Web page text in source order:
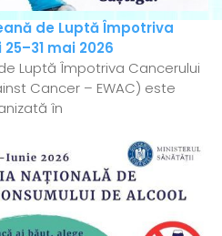
de Luptă Împotriva
mai 2026
Luptă Împotriva Cancerului
Cancer – EWAC) este
în